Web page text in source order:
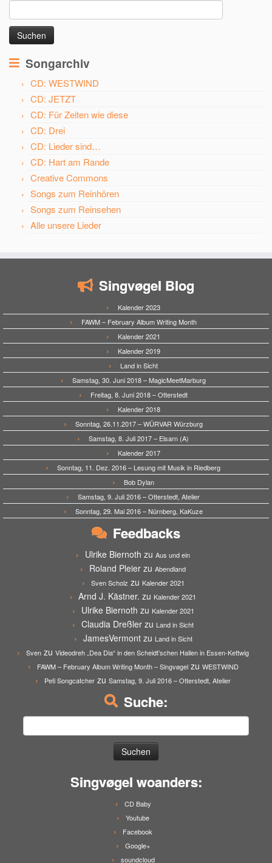
nach:
Songarchiv
CD: WESTWIND
CD: JETZT
CD: Für Zeiten wie diese
CD: Drei
CD: Lieder sind…
CD: Hart am Rande
Creative Commons
Songs zum Reinhören
Songs zum Reinsehen
Alle unsere Lieder
Singvøgel Blog
Kalender 2023
FAWM – February Album Writing Month
Kalender 2021
Kalender 2019
Land in Sicht
Samstag, 30. Juni 2018 – MagicMeetMarburg
Freitag, 8. Juni 2018 – Otterstedt
Kalender 2018
Sonntag, 26.11.2017 – WÜRVAR Würzburg
Samstag, 8. Juli 2017 – Elsarn (A)
Kalender 2017
Sonntag, 11. Dez. 2016 – Lesung mit Musik in Riedberg
Bob Dylan
Samstag, 9. Juli 2016 – Otterstedt, Atelier
Sonntag, 29. Mai 2016 – Nürnberg, KaKuze
Feedbacks
Ulrike Biernoth zu Aus und ein
Roland Pleier zu Abendland
Sven Scholz zu Kalender 2021
Arnd J. Kästner. zu Kalender 2021
Ulrike Biernoth zu Kalender 2021
Claudia Dreßler zu Land in Sicht
JamesVermontzu Land in Sicht
Sven zu Videodreh „Dea Dia“ in den Scheidt’schen Hallen in Essen-Kettwig
FAWM – February Album Writing Month – Singvøgelzu WESTWIND
Peti Songcatcher zu Samstag, 9. Juli 2016 – Otterstedt, Atelier
Suche:
Singvøgel woanders:
CD Baby
Youtube
Facebook
Google+
soundcloud